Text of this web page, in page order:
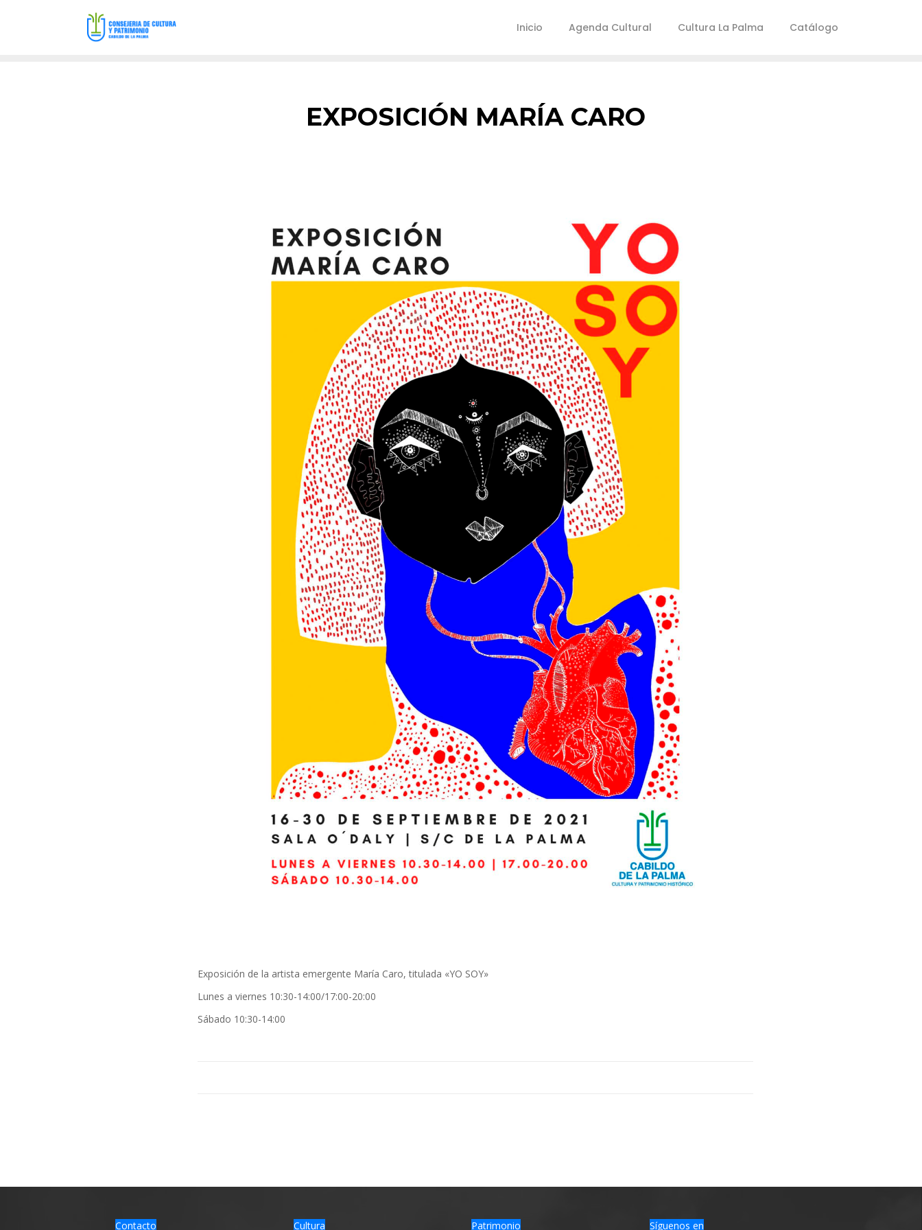
Inicio Agenda Cultural Cultura La Palma Catálogo
EXPOSICIÓN MARÍA CARO
Exposición de la artista emergente María Caro, titulada «YO SOY»
Lunes a viernes 10:30-14:00/17:00-20:00
Sábado 10:30-14:00
Contacto Cultura Patrimonio Síguenos en